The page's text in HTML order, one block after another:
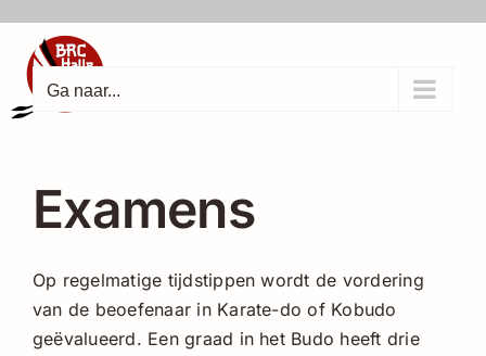
inhoud
Ga naar...
Examens
Op regelmatige tijdstippen wordt de vordering
van de beoefenaar in Karate-do of Kobudo
geëvalueerd. Een graad in het Budo heeft drie